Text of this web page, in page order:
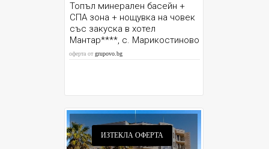
Топъл минерален басейн +
СПА зона + нощувка на човек
със закуска в хотел
Мантар****, с. Марикостиново
до Сандански
оферта отgrupovo.bg
ИЗТЕКЛА ОФЕРТА